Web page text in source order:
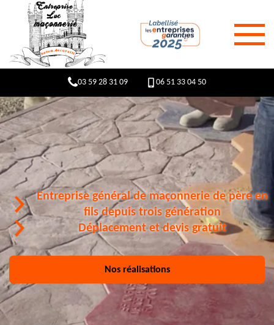
03 59 28 31 09 06 51 33 04 50
Entreprise général de maçonnerie de père en
fils depuis trois génération
Déplacement et devis gratuit
Nos réalisations